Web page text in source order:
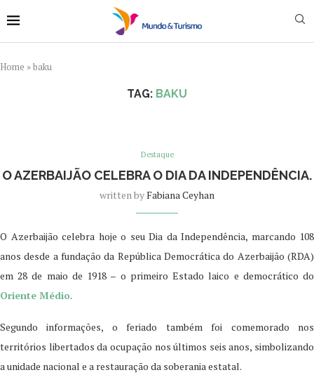
Home »baku
TAG: BAKU
Destaque
O AZERBAIJÃO CELEBRA O DIA DA INDEPENDÊNCIA.
written byFabiana Ceyhan
O Azerbaijão celebra hoje o seu Dia da Independência, marcando 108
anos desde a fundação da República Democrática do Azerbaijão (RDA)
em 28 de maio de 1918 – o primeiro Estado laico e democrático do
Oriente Médio.
Segundo informações, o feriado também foi comemorado nos
territórios libertados da ocupação nos últimos seis anos, simbolizando
a unidade nacional e a restauração da soberania estatal.